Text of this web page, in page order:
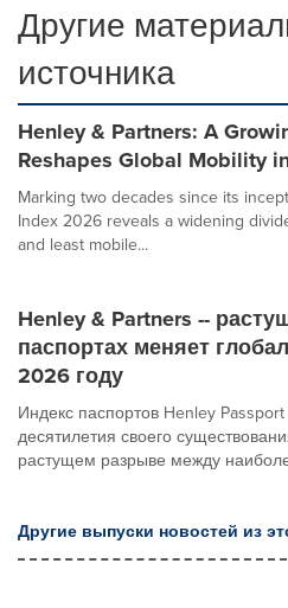
Другие
источника
Henley & Partners: A
Reshapes Global Mobility
Marking two decades since its
Index 2026 reveals a widening
and least mobile...
Henley & Partners --
паспортах меняет
2026 году
Индекс паспортов Henley
десятилетия своего
растущем разрыве между
Другие выпуски новостей из